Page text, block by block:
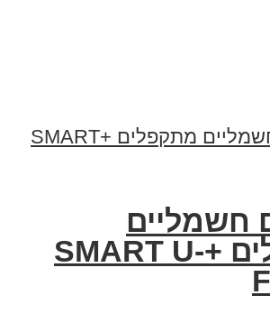
חשמליים
מתקפלים +SMART U-